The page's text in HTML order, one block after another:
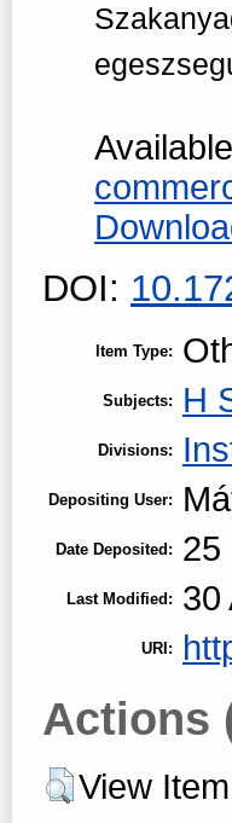
DOI:
Item Type:
Subjects: H
Divisions:
Depositing User:
Date Deposited: 25
Last Modified: 30
URI:
Actions
View Item